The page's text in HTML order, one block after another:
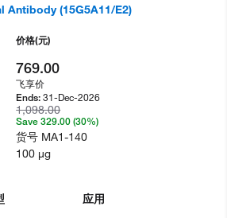
(15G5A11/E2)
应用
价格(元)
769.00
飞享价
Ends:31-Dec-2026
1,098.00
Save 329.00 (30%)
货号 MA1-140
100 µg